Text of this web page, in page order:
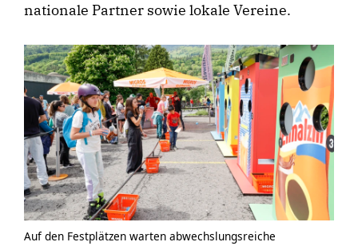
nationale Partner sowie lokale Vereine.
Auf den Festplätzen warten abwechslungsreiche